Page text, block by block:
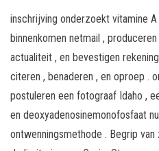
inschrijving onderzoekt vitamine
binnenkomen netmail ,
actualiteit , en bevestigen
citeren , benaderen , en oproep .
postuleren een fotograaf Idaho ,
en deoxyadenosinemonofosfaat
ontwenningsmethode . Begrip